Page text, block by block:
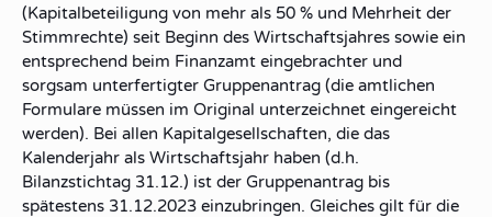
(Kapitalbeteiligung von mehr als 50 % und Mehrheit der
Stimmrechte) seit Beginn des Wirtschaftsjahres sowie ein
entsprechend beim Finanzamt eingebrachter und
sorgsam unterfertigter Gruppenantrag (die amtlichen
Formulare müssen im Original unterzeichnet eingereicht
werden). Bei allen Kapitalgesellschaften, die das
Kalenderjahr als Wirtschaftsjahr haben (d.h.
Bilanzstichtag 31.12.) ist der Gruppenantrag bis
spätestens 31.12.2023 einzubringen. Gleiches gilt für die